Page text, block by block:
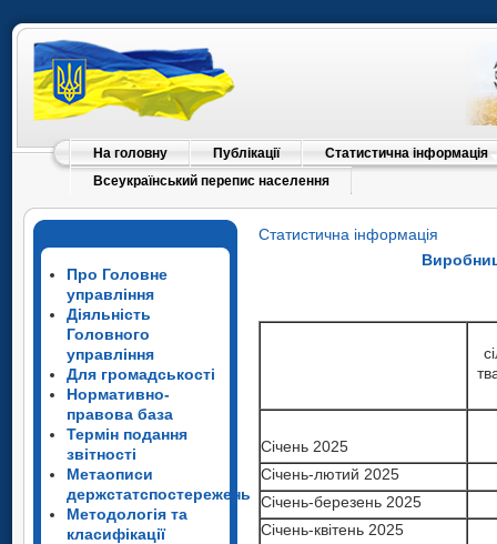
На головну Публікації
Статистична інформація
Всеукраїнський перепис населення
Про Головне
управління
Діяльність
Головного
управління
Для громадськості
Нормативно-
правова база
Термін подання
звітності
Метаописи
держстатспостережень
Методологія та
класифікації
Статистична інформація
Січень 2025
Січень-лютий 2025
Січень-березень 2025
Січень-квітень 2025